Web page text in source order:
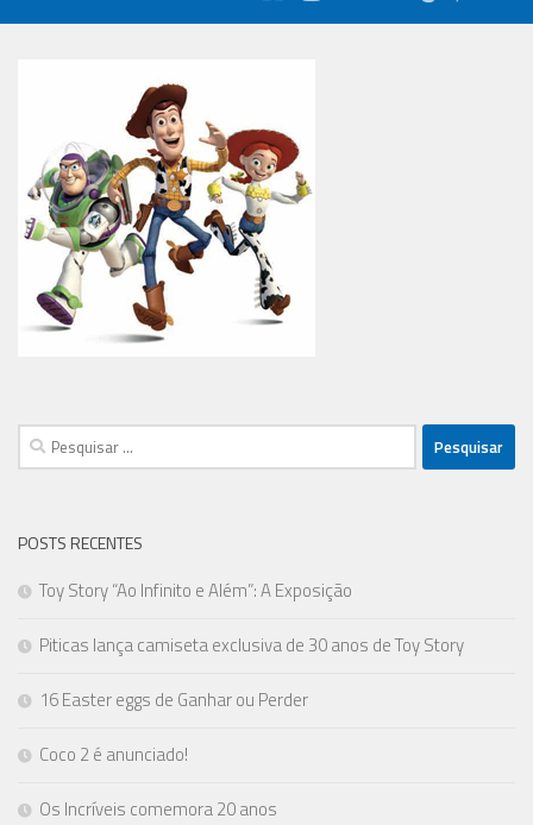
Pesquisar
por:
POSTS RECENTES
Toy Story “Ao Infinito e Além”: A Exposição
Piticas lança camiseta exclusiva de 30 anos de Toy Story
16 Easter eggs de Ganhar ou Perder
Coco 2 é anunciado!
Os Incríveis comemora 20 anos